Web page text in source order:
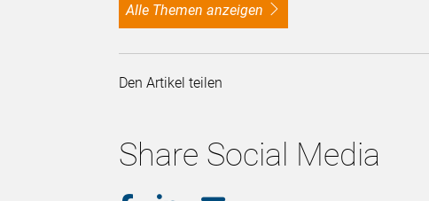
alle Themen anzeigen
Den Artikel teilen
Share Social Media